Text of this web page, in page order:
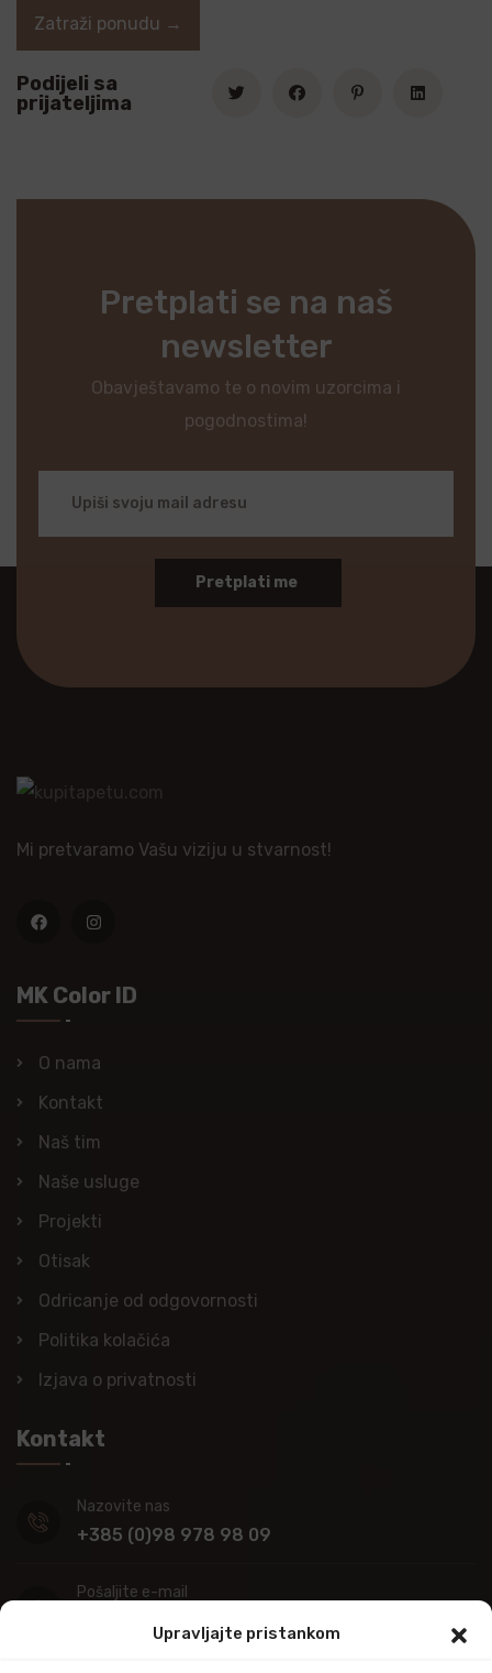
Upravljajte pristankom
Podijeli sa
prijateljima
Zatraži ponudu →
Pretplati se na naš
newsletter
Obavještavamo te o novim uzorcima i
pogodnostima!
Pretplati me
Mi pretvaramo Vašu viziju u stvarnost!
MK Color ID
O nama
Kontakt
Naš tim
Naše usluge
Projekti
Otisak
Odricanje od odgovornosti
Politika kolačića
Izjava o privatnosti
Kontakt
Nazovite nas
+385 (0)98 978 98 09
Pošaljite e-mail